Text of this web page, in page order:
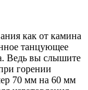
как от камина
танцующее
Ведь вы слышите
горении
70 мм на 60 мм